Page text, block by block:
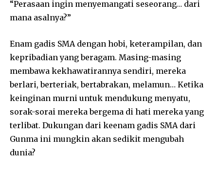
“Perasaan ingin menyemangati seseorang… dari
mana asalnya?”
Enam gadis SMA dengan hobi, keterampilan, dan
kepribadian yang beragam. Masing-masing
membawa kekhawatirannya sendiri, mereka
berlari, berteriak, bertabrakan, melamun… Ketika
keinginan murni untuk mendukung menyatu,
sorak-sorai mereka bergema di hati mereka yang
terlibat. Dukungan dari keenam gadis SMA dari
Gunma ini mungkin akan sedikit mengubah
dunia?